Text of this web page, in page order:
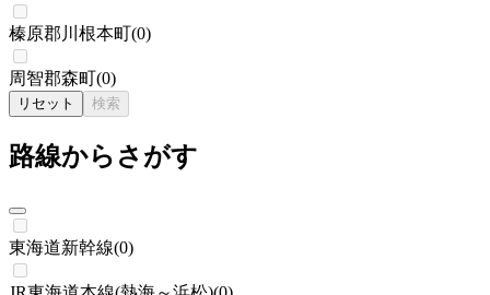
榛原郡川根本町(0)
周智郡森町(0)
リセット 検索
路線からさがす
東海道新幹線(0)